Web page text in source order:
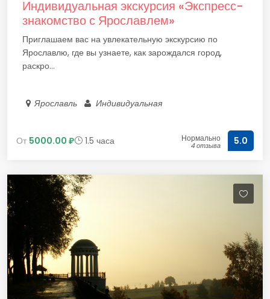
Индивидуальная экскурсия «Экспресс-
знакомство с Ярославлем»
Приглашаем вас на увлекательную экскурсию по
Ярославлю, где вы узнаете, как зарождался город,
раскро...
Ярославль Индивидуальная
От 5000.00 ₽ 1.5 часа Нормально
4 отзыва 5.0